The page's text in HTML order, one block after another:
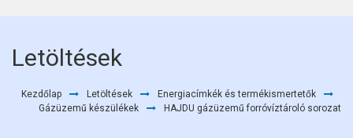
Letöltések
Kezdőlap Letöltések
Energiacímkék és termékismertetők
Gázüzemű készülékek
HAJDU gázüzemű forróvíztároló sorozat